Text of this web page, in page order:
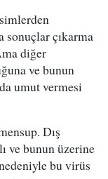
sonuçlar çıkarma
diğer
ve bunun
umut vermesi
Dış
ve bunun üzerine
bu virüs